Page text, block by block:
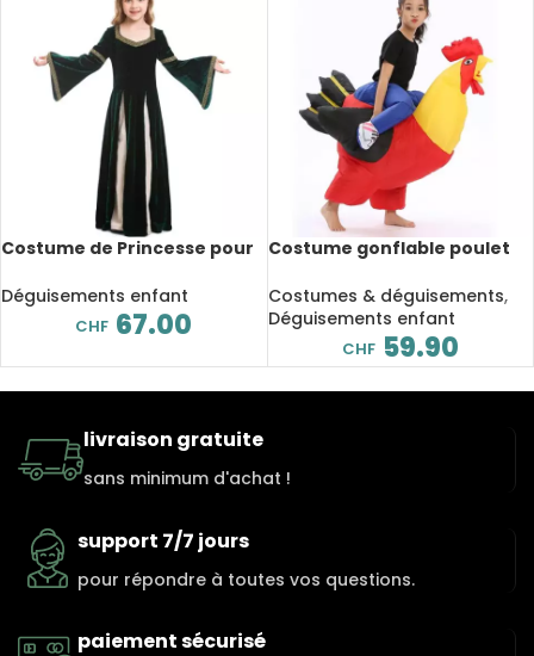
Costume de Princesse pour
accessoire
Déguisements enfant
CHF 67.00
Costume gonflable poulet
Costumes & déguisements,
Déguisements enfant
CHF 59.90
livraison gratuite
sans minimum d'achat !
support 7/7 jours
pour répondre à toutes vos questions.
paiement sécurisé